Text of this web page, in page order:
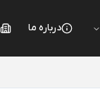
درباره ما